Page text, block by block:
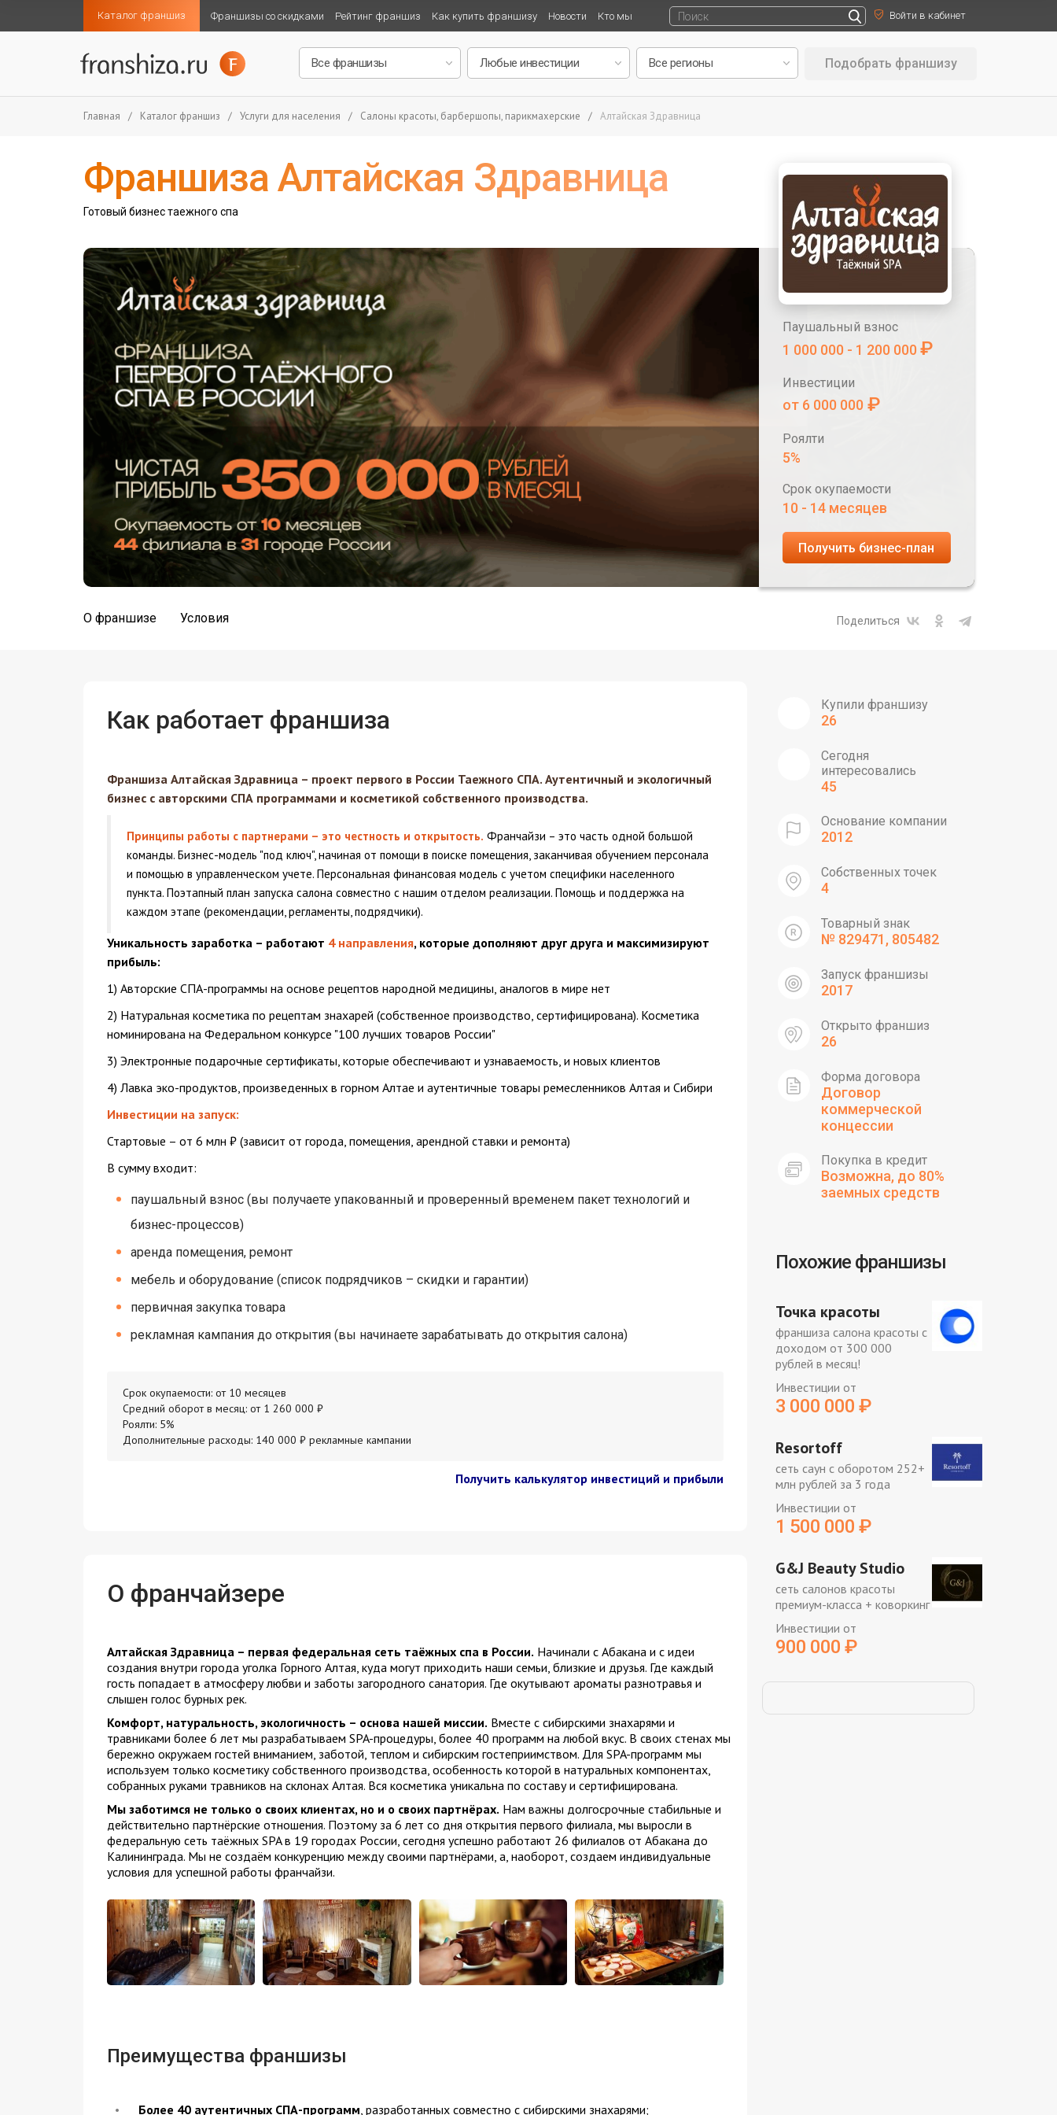
Каталог франшиз Франшизы со скидками Рейтинг франшиз Как купить франшизу Новости Кто мы Войти в кабинет
Подобрать франшизу
Главная / Каталог франшиз / Услуги для населения / Салоны красоты, барбершопы, парикмахерские / Алтайская Здравница
Франшиза Алтайская Здравница
Готовый бизнес таежного спа
Паушальный взнос
1 000 000 - 1 200 000₽
Инвестиции
от 6 000 000 ₽
Роялти
5%
Срок окупаемости
10 - 14 месяцев
Получить бизнес-план
О франшизе Условия Поделиться
Как работает франшиза
Франшиза Алтайская Здравница – проект первого в России Таежного СПА. Аутентичный и экологичный
бизнес с авторскими СПА программами и косметикой собственного производства.
Принципы работы с партнерами – это честность и открытость. Франчайзи – это часть одной большой
команды. Бизнес-модель "под ключ", начиная от помощи в поиске помещения, заканчивая обучением персонала
и помощью в управленческом учете. Персональная финансовая модель с учетом специфики населенного
пункта. Поэтапный план запуска салона совместно с нашим отделом реализации. Помощь и поддержка на
каждом этапе (рекомендации, регламенты, подрядчики).
Уникальность заработка – работают 4 направления, которые дополняют друг друга и максимизируют
прибыль:
1) Авторские СПА-программы на основе рецептов народной медицины, аналогов в мире нет
2) Натуральная косметика по рецептам знахарей (собственное производство, сертифицирована). Косметика
номинирована на Федеральном конкурсе "100 лучших товаров России"
3) Электронные подарочные сертификаты, которые обеспечивают и узнаваемость, и новых клиентов
4) Лавка эко-продуктов, произведенных в горном Алтае и аутентичные товары ремесленников Алтая и Сибири
Инвестиции на запуск:
Стартовые – от 6 млн ₽ (зависит от города, помещения, арендной ставки и ремонта)
В сумму входит:
паушальный взнос (вы получаете упакованный и проверенный временем пакет технологий и
бизнес-процессов)
аренда помещения, ремонт
мебель и оборудование (список подрядчиков – скидки и гарантии)
первичная закупка товара
рекламная кампания до открытия (вы начинаете зарабатывать до открытия салона)
Срок окупаемости: от 10 месяцев
Средний оборот в месяц: от 1 260 000 ₽
Роялти: 5%
Дополнительные расходы: 140 000 ₽ рекламные кампании
Получить калькулятор инвестиций и прибыли
О франчайзере
Алтайская Здравница – первая федеральная сеть таёжных спа в России. Начинали с Абакана и с идеи
создания внутри города уголка Горного Алтая, куда могут приходить наши семьи, близкие и друзья. Где каждый
гость попадает в атмосферу любви и заботы загородного санатория. Где окутывают ароматы разнотравья и
слышен голос бурных рек.
Комфорт, натуральность, экологичность – основа нашей миссии. Вместе с сибирскими знахарями и
травниками более 6 лет мы разрабатываем SPA-процедуры, более 40 программ на любой вкус. В своих стенах мы
бережно окружаем гостей вниманием, заботой, теплом и сибирским гостеприимством. Для SPA-программ мы
используем только косметику собственного производства, особенность которой в натуральных компонентах,
собранных руками травников на склонах Алтая. Вся косметика уникальна по составу и сертифицирована.
Мы заботимся не только о своих клиентах, но и о своих партнёрах. Нам важны долгосрочные стабильные и
действительно партнёрские отношения. Поэтому за 6 лет со дня открытия первого филиала, мы выросли в
федеральную сеть таёжных SPA в 19 городах России, сегодня успешно работают 26 филиалов от Абакана до
Калининграда. Мы не создаём конкуренцию между своими партнёрами, а, наоборот, создаем индивидуальные
условия для успешной работы франчайзи.
Преимущества франшизы
Более 40 аутентичных СПА-программ, разработанных совместно с сибирскими знахарями;
Купили франшизу
26
Сегодня
интересовались
45
Основание компании
2012
Собственных точек
4
Товарный знак
№ 829471, 805482
Запуск франшизы
2017
Открыто франшиз
26
Форма договора
Договор
коммерческой
концессии
Покупка в кредит
Возможна, до 80%
заемных средств
Похожие франшизы
Точка красоты
франшиза салона красоты с
доходом от 300 000
рублей в месяц!
Инвестиции от
3 000 000 ₽
Resortoff
сеть саун с оборотом 252+
млн рублей за 3 года
Инвестиции от
1 500 000 ₽
G&J Beauty Studio
сеть салонов красоты
премиум-класса + коворкинг
Инвестиции от
900 000 ₽